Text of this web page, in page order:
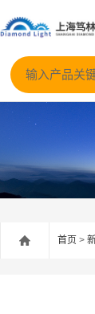
首页 >